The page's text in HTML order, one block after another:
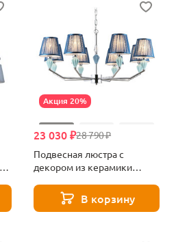
Акция 20%
28 790 ₽
23 030 ₽
Подвесная люстра с
декором из керамики
Classic LH75063В корзину